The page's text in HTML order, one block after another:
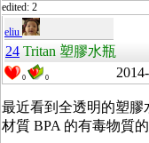
edited: 2
eliu
24 Tritan 塑膠水瓶
0 0
最近看到全透明的塑膠
材質 BPA 的有毒物質的